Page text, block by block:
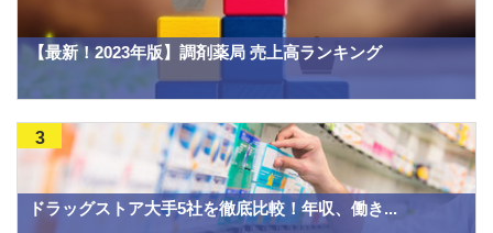
【最新！2023年版】調剤薬局 売上高ランキング
ドラッグストア大手5社を徹底比較！年収、働き...
3